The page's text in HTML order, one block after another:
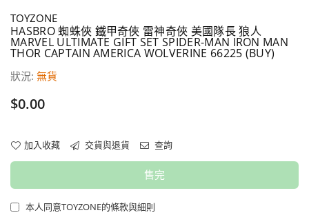
TOYZONE
HASBRO 蜘蛛俠 鐵甲奇俠 雷神奇俠 美國隊長 狼人
MARVEL ULTIMATE GIFT SET SPIDER-MAN IRON MAN
THOR CAPTAIN AMERICA WOLVERINE 66225 (BUY)
狀況: 無貨
價
$0.00
加入收藏 交貨與退貨 查詢
售完
本人同意TOYZONE的條款與細則